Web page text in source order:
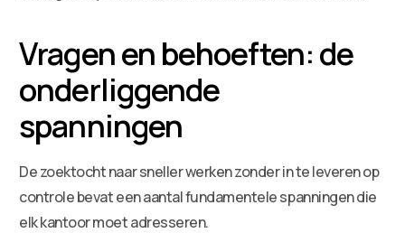
Vragen en behoeften: de
onderliggende
spanningen
De zoektocht naar sneller werken zonder in te leveren op
controle bevat een aantal fundamentele spanningen die
elk kantoor moet adresseren.